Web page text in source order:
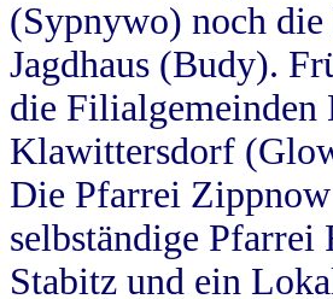
(Sypnywo) noch
Jagdhaus (Budy).
die Filialgemeinden
Klawittersdorf
Die Pfarrei
selbständige
Stabitz und ein